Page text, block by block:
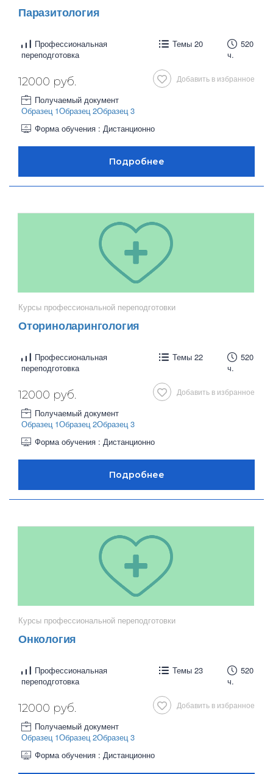
Паразитология
Профессиональная
переподготовка
Темы 20
520
ч.
Добавить в избранное
12000 руб.
Получаемый документ
Образец 1Образец 2Образец 3
Форма обучения : Дистанционно
Курсы профессиональной переподготовки
Оториноларингология
Профессиональная
переподготовка
Темы 22
520
ч.
Добавить в избранное
12000 руб.
Получаемый документ
Образец 1Образец 2Образец 3
Форма обучения : Дистанционно
Курсы профессиональной переподготовки
Онкология
Профессиональная
переподготовка
Темы 23
520
ч.
Добавить в избранное
12000 руб.
Получаемый документ
Образец 1Образец 2Образец 3
Форма обучения : Дистанционно